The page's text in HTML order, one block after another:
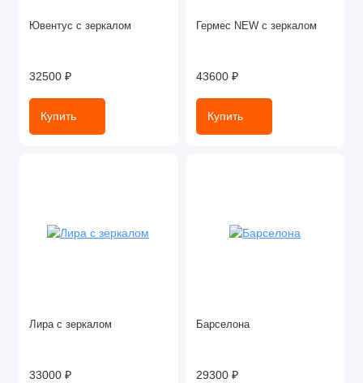
Ювентус с зеркалом
32500 ₽
Купить
Гермес NEW с зеркалом
43600 ₽
Купить
Лира с зеркалом
33000 ₽
Барселона
29300 ₽